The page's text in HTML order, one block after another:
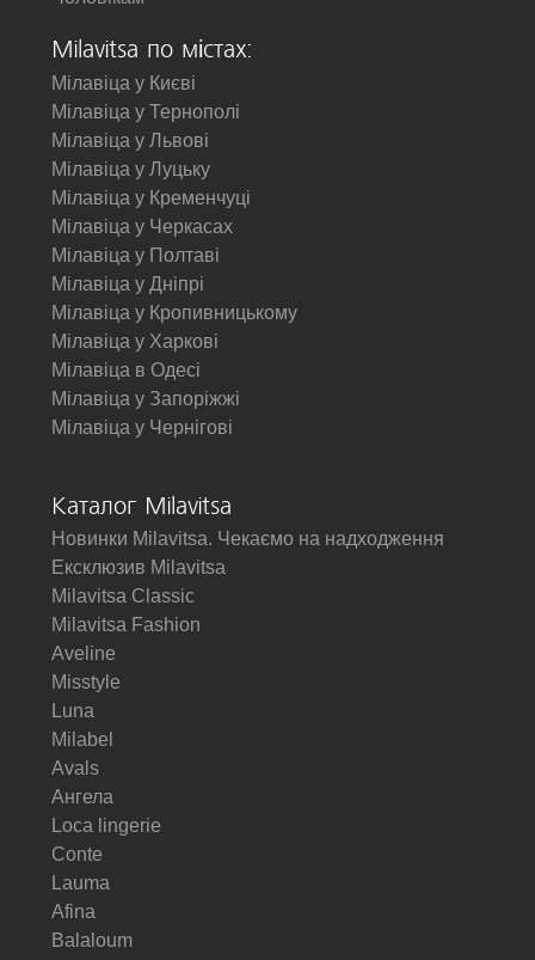
Milavitsa по містах:
Мілавіца у Києві
Мілавіца у Тернополі
Мілавіца у Львові
Мілавіца у Луцьку
Мілавіца у Кременчуці
Мілавіца у Черкасах
Мілавіца у Полтаві
Мілавіца у Дніпрі
Мілавіца у Кропивницькому
Мілавіца у Харкові
Мілавіца в Одесі
Мілавіца у Запоріжжі
Мілавіца у Чернігові
Каталог Milavitsa
Новинки Milavitsa. Чекаємо на надходження
Ексклюзив Milavitsa
Milavitsa Classic
Milavitsa Fashion
Aveline
Misstyle
Luna
Milabel
Avals
Ангела
Loca lingerie
Conte
Lauma
Afina
Balaloum